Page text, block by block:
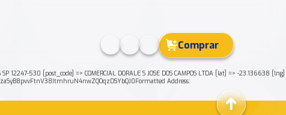
Comprar
12247-530 [post_code] => COMERCIAL DORALE S JOSE DOS CAMPOS LTDA [lat] => -23.136638 [lng]
Address: